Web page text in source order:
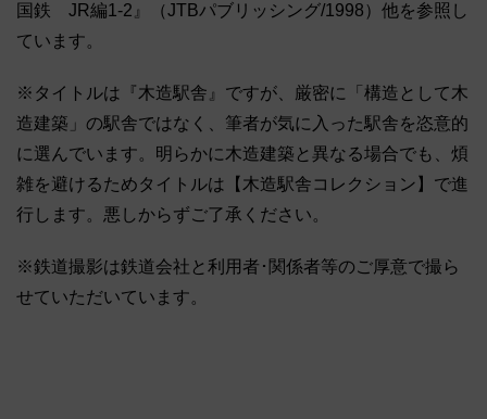
国鉄 JR編1-2』（JTBパブリッシング/1998）他を参照し
ています。
※タイトルは『木造駅舎』ですが、厳密に「構造として木
造建築」の駅舎ではなく、筆者が気に入った駅舎を恣意的
に選んでいます。明らかに木造建築と異なる場合でも、煩
雑を避けるためタイトルは【木造駅舎コレクション】で進
行します。悪しからずご了承ください。
※鉄道撮影は鉄道会社と利用者･関係者等のご厚意で撮ら
せていただいています。